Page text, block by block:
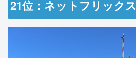
21位：ネットフリックス